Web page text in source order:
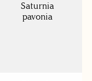
Saturnia
pavonia